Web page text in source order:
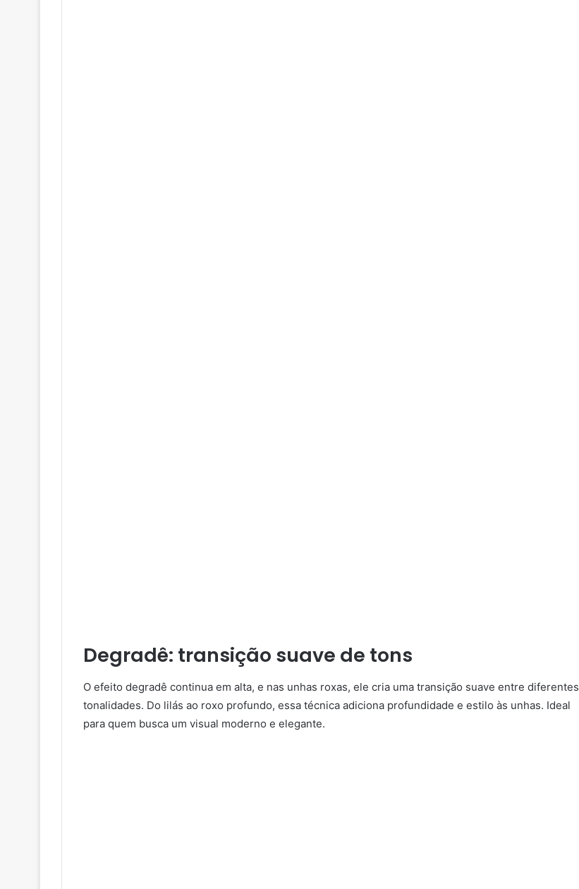
Degradê: transição suave de tons
O efeito degradê continua em alta, e nas unhas roxas, ele cria uma transição suave entre diferentes
tonalidades. Do lilás ao roxo profundo, essa técnica adiciona profundidade e estilo às unhas. Ideal
para quem busca um visual moderno e elegante.